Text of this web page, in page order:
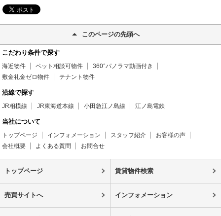
このページの先頭へ
こだわり条件で探す
海近物件 ペット相談可物件
360°パノラマ動画付き
敷金礼金ゼロ物件
テナント物件
沿線で探す
JR相模線 JR東海道本線 小田急江ノ島線 江ノ島電鉄
当社について
トップページ インフォメーション スタッフ紹介
お客様の声
会社概要
よくある質問 お問合せ
トップページ 賃貸物件検索
売買サイトへ インフォメーション